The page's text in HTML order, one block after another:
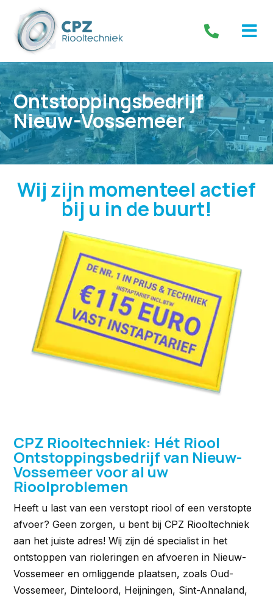
Ontstoppingsbedrijf
Nieuw-Vossemeer
Wij zijn momenteel actief
bij u in de buurt!
CPZ Riooltechniek: Hét Riool
Ontstoppingsbedrijf van Nieuw-
Vossemeer voor al uw
Rioolproblemen
Heeft u last van een verstopt riool of een verstopte
afvoer? Geen zorgen, u bent bij CPZ Riooltechniek
aan het juiste adres! Wij zijn dé specialist in het
ontstoppen van rioleringen en afvoeren in Nieuw-
Vossemeer en omliggende plaatsen, zoals Oud-
Vossemeer, Dinteloord, Heijningen, Sint-Annaland,